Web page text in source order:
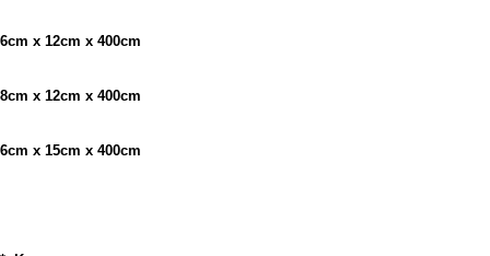
6cm x 12cm x 400cm
8cm x 12cm x 400cm
6cm x 15cm x 400cm